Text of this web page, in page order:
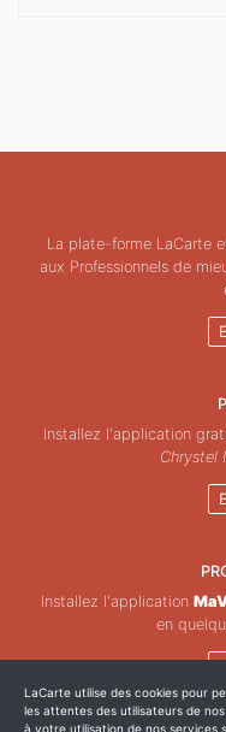
La plate-forme LaCarte
aux Professionnels de
Installez l'application
Chrystel
Installez l'application
en
Copyright ©
LaCarte utilise des cookies pour
les attentes des utilisateurs de
à votre utilisation de nos services